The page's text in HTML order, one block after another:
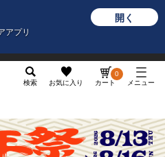
アプリ
開く
検索 お気に入り カート
0
メニュー